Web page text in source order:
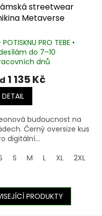
4XL 5XL
streetwear
Metaverse
POTISKNU PRO TEBE •
do 7–10
dnů
1 135 Kč
DETAIL
budoucnost na
Černý oversize kus
digitální...
S M L XL 2XL
PRODUKTY